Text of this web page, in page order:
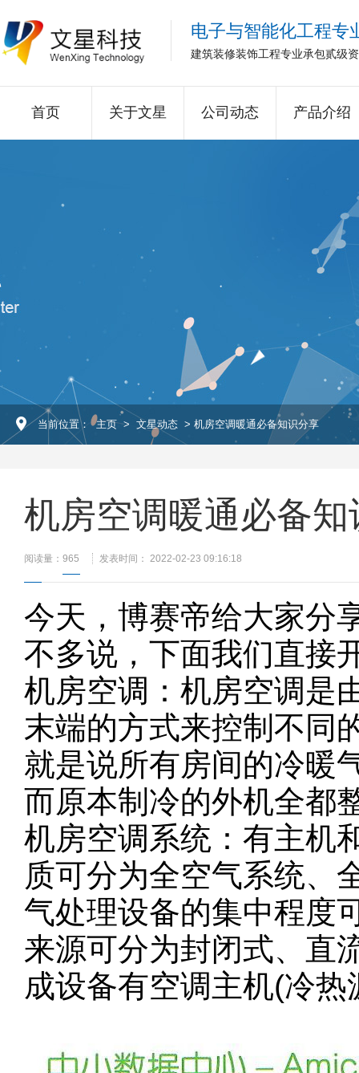
电子与智能化工程专
建筑装修装饰工程专业承包贰级
首页 关于文星 公司动态 产品介绍
当前位置： 主页 > 文星动态 > 机房空调暖通必备知识分享
机房空调暖通必备知
阅读量： 965 发表时间： 2022-02-23 09:16:18
今天，博赛帝给大家分
不多说，下面我们直接
机房空调：机房空调是
末端的方式来控制不同
就是说所有房间的冷暖
而原本制冷的外机全都
机房空调系统：有主机
质可分为全空气系统、
气处理设备的集中程度
来源可分为封闭式、直
成设备有空调主机(冷